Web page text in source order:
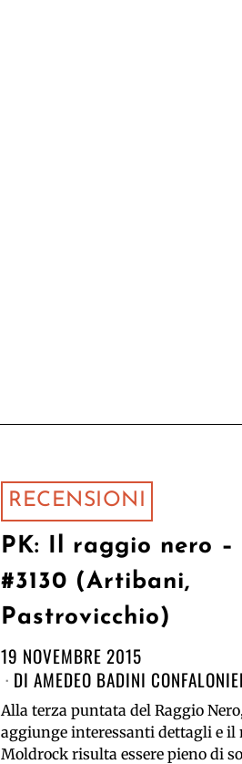
RECENSIONI
PK: Il raggio nero –
#3130 (Artibani,
Pastrovicchio)
19 NOVEMBRE 2015
DI AMEDEO BADINI
Alla terza puntata del Raggio
aggiunge interessanti dettagli e il
Moldrock risulta essere pieno di